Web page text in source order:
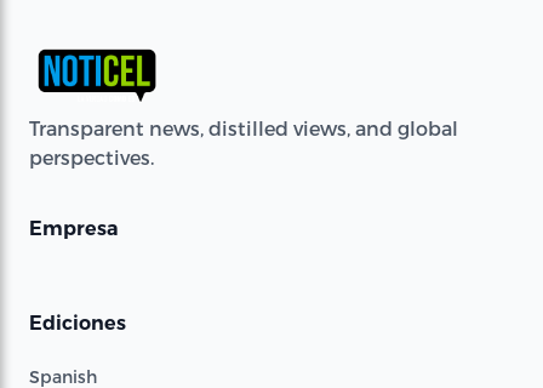
Transparent news, distilled views, and global
perspectives.
Empresa
Ediciones
Spanish